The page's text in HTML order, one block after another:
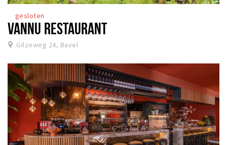
gesloten
VANNU RESTAURANT
Gilzeweg 24, Bavel